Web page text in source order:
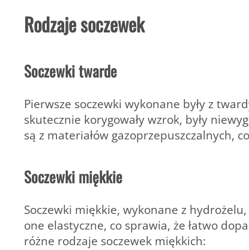
Rodzaje soczewek
Soczewki twarde
Pierwsze soczewki wykonane były z
skutecznie korygowały wzrok, były
są z materiałów gazoprzepuszczalnych,
Soczewki miękkie
Soczewki miękkie, wykonane z
one elastyczne, co sprawia, że łatwo
różne rodzaje soczewek miękkich: